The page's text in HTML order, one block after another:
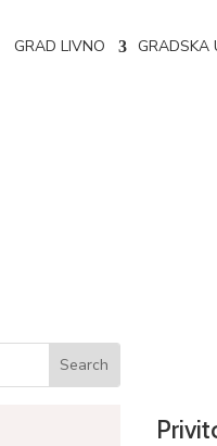
GRAD LIVNO GRADSKA